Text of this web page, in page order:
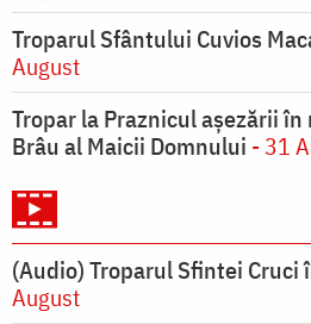
Troparul Sfântului Cuvios
August
Tropar la Praznicul aşezării
Brâu al Maicii Domnului - 31
(Audio) Troparul Sfintei
August